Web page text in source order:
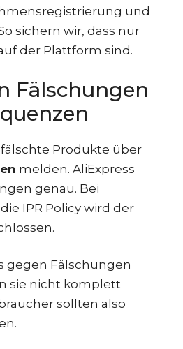
und
sichern wir, dass nur
der Plattform sind.
Fälschungen
Produkte über
melden. AliExpress
genau. Bei
IPR Policy wird der
gegen Fälschungen
sie nicht komplett
sollten also